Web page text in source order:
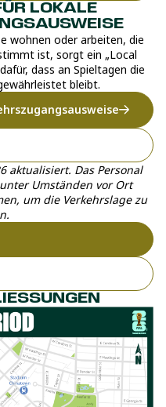
LOKALE
wohnen oder arbeiten, die
ist, sorgt ein „Local
dass an Spieltagen die
bleibt.
aktualisiert. Das Personal
Umständen vor Ort
um die Verkehrslage zu